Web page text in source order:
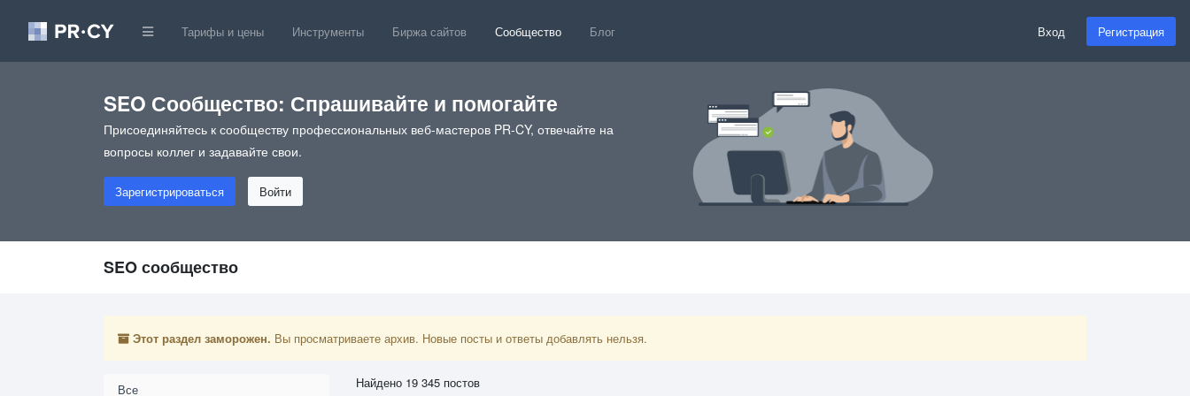
Тарифы и цены Инструменты Биржа сайтов Сообщество Блог Вход Регистрация
SEO Сообщество: Спрашивайте и помогайте
Присоединяйтесь к сообществу профессиональных веб-мастеров PR-CY, отвечайте на
вопросы коллег и задавайте свои.
Зарегистрироваться Войти
SEO сообщество
Этот раздел заморожен. Вы просматриваете архив. Новые посты и ответы добавлять нельзя.
Все Найдено 19 345 постов